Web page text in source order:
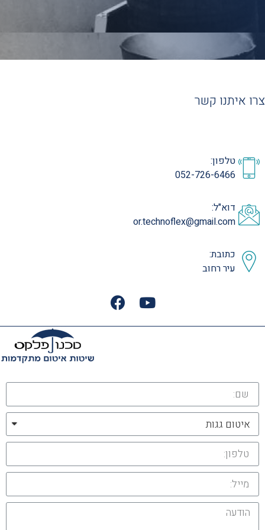
צרו איתנו קשר
טלפון:
052-726-6466
דוא"ל:
or.technoflex@gmail.com
כתובת:
עיר רחוב